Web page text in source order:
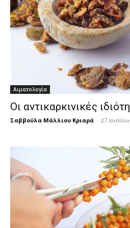
Αιματολογία
Οι αντικαρκινικές
Σαββούλα Μάλλιου Κριαρά - 27